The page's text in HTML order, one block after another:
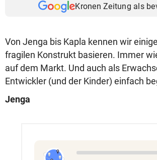
Kronen Zeitung als
Von Jenga bis Kapla kennen wir
fragilen Konstrukt basieren. Immer
auf dem Markt. Und auch als
Entwickler (und der Kinder) einfach
Jenga